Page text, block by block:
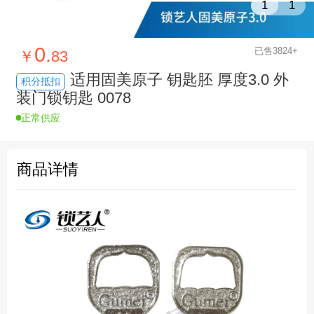
1 1
￥ 0.83 已售3824+
积分抵扣
适用固美原子 钥匙胚 厚度3.0 外
装门锁钥匙 0078
正常供应
商品详情